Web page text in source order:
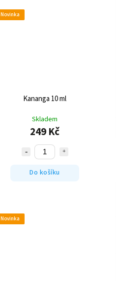
Novinka
Kananga 10 ml
Skladem
249 Kč
Do košíku
Novinka